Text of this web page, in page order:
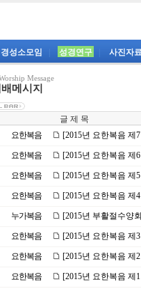
경성소모임 성경연구 사진자
Message
메시지
글 제 목
요한복음 [2015년 요한복음 제
요한복음 [2015년 요한복음 제
요한복음 [2015년 요한복음 제
요한복음 [2015년 요한복음 제
누가복음 [2015년 부활절수양
요한복음 [2015년 요한복음 제
요한복음 [2015년 요한복음 제
요한복음 [2015년 요한복음 제